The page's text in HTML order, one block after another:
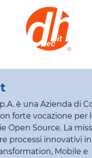
è una Azienda di
forte vocazione per
Open Source. La
processi innovativi
Mobile e